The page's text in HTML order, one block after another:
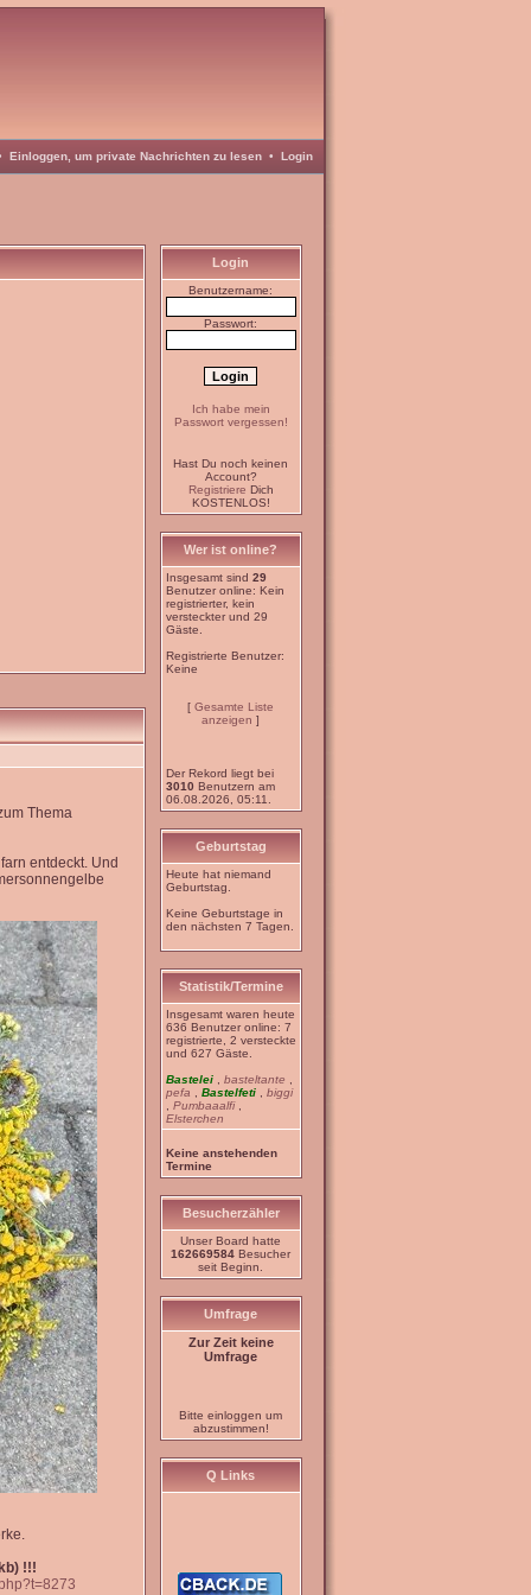
Einloggen, um private Nachrichten zu lesen• Login
Thema
entdeckt. Und
!!!
Login
Benutzername:
Passwort:
Ich habe mein
Passwort vergessen!
Hast Du noch keinen
Account?
Registriere Dich
KOSTENLOS!
Wer ist online?
Insgesamt sind 29
Benutzer online: Kein
registrierter, kein
versteckter und 29
Gäste.
Registrierte Benutzer:
Keine
[ Gesamte Liste
anzeigen ]
Der Rekord liegt bei
3010 Benutzern am
06.08.2026, 05:11.
Geburtstag
Heute hat niemand
Geburtstag.
Keine Geburtstage in
den nächsten 7 Tagen.
Statistik/Termine
Insgesamt waren heute
636 Benutzer online: 7
registrierte, 2 versteckte
und 627 Gäste.
Bastelei
basteltante
pefa
Bastelfeti
biggi
Pumbaaalfi
Elsterchen
Keine anstehenden
Termine
Besucherzähler
Unser Board hatte
162669584 Besucher
seit Beginn.
Umfrage
Zur Zeit keine
Umfrage
Bitte einloggen um
abzustimmen!
Q Links